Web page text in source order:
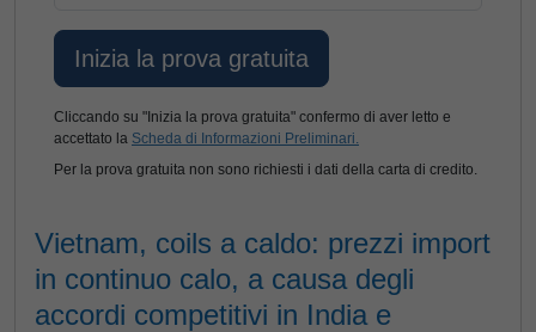
Cliccando su "Inizia la prova gratuita" confermo di aver letto e
accettato la Scheda di Informazioni Preliminari.
Per la prova gratuita non sono richiesti i dati della carta di credito.
Vietnam, coils a caldo: prezzi import
in continuo calo, a causa degli
accordi competitivi in India e